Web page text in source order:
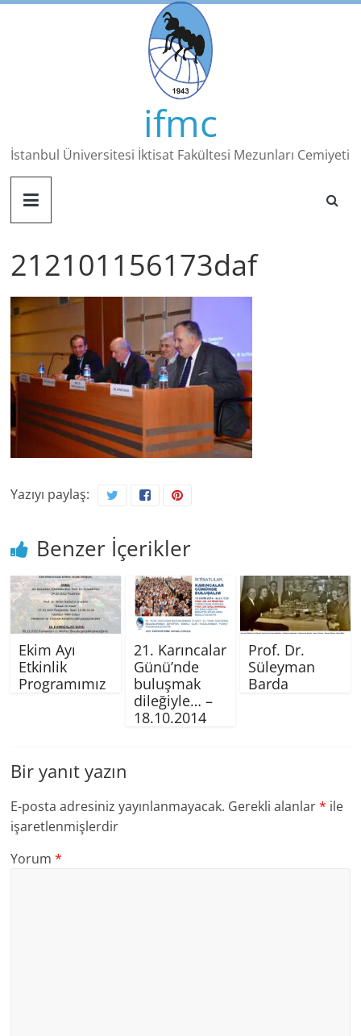
Skip
ifmc
İstanbul Üniversitesi İktisat Fakültesi Mezunları Cemiyeti
212101156173daf
Yazıyı paylaş:
Benzer İçerikler
Ekim Ayı
Etkinlik
Programımız
21. Karıncalar
Günü’nde
buluşmak
dileğiyle… –
18.10.2014
Prof. Dr.
Süleyman
Barda
Bir yanıt yazın
E-posta adresiniz yayınlanmayacak. Gerekli alanlar* ile
işaretlenmişlerdir
Yorum*